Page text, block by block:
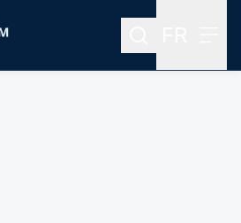
Rechercher